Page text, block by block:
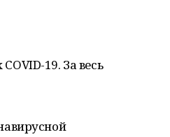
19. За весь